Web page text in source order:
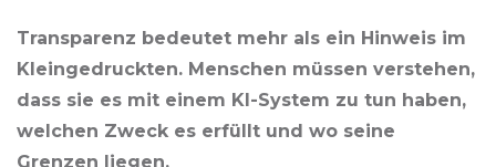
Transparenz bedeutet mehr als ein Hinweis im
Kleingedruckten. Menschen müssen verstehen,
dass sie es mit einem KI-System zu tun haben,
welchen Zweck es erfüllt und wo seine
Grenzen liegen.